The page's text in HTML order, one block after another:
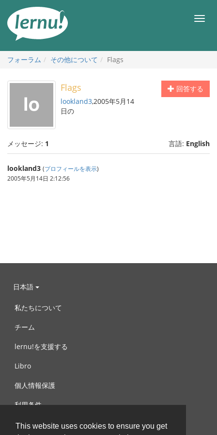
This website uses cookies to ensure you get
メ
フォーラム
その他について Flags
回答する
Flags
lookland3,2005年5月14
日の
メッセージ: 1 言語: English
lookland3 (プロフィールを表示)
2005年5月14日 2:12:56
日本語
私たちについて
チーム
lernu!を支援する
Libro
個人情報保護
利用条件
お問合せ